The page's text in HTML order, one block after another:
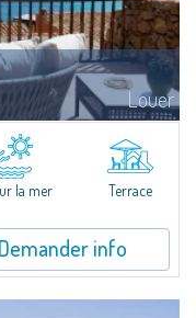
Louer
Li Nibani is located in a
of Costa Smeralda, in a
walk.The...
la mer Terrace
Demander info